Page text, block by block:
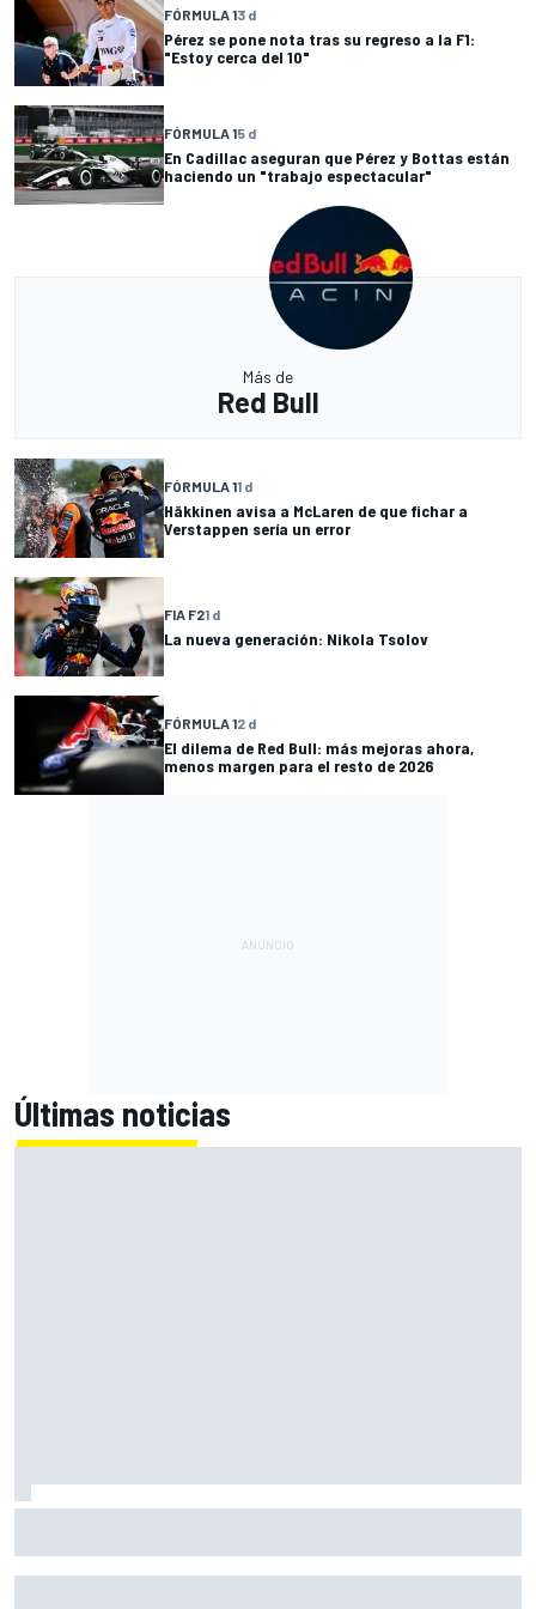
FÓRMULA 13 d
Pérez se pone nota tras su regreso a la F1:
"Estoy cerca del 10"
FÓRMULA 15 d
En Cadillac aseguran que Pérez y Bottas están
haciendo un "trabajo espectacular"
Más de
Red Bull
FÓRMULA 11 d
Häkkinen avisa a McLaren de que fichar a
Verstappen sería un error
FIA F21 d
La nueva generación: Nikola Tsolov
FÓRMULA 12 d
El dilema de Red Bull: más mejoras ahora,
menos margen para el resto de 2026
Últimas noticias